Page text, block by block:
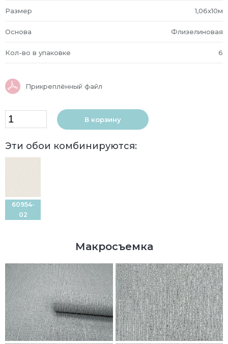
Размер 1,06x10м
Основа Флизелиновая
Кол-во в упаковке 6
Прикреплённый файл
В корзину
Эти обои комбинируются:
60954-
02
Макросъемка